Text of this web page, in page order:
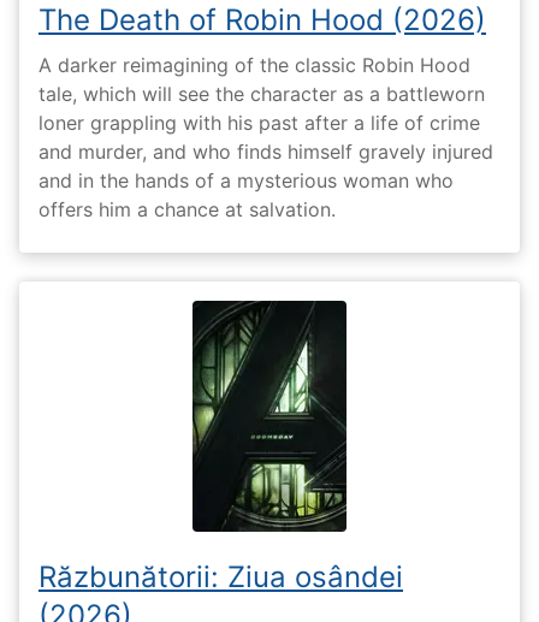
The Death of Robin Hood (2026)
A darker reimagining of the classic Robin Hood
tale, which will see the character as a battleworn
loner grappling with his past after a life of crime
and murder, and who finds himself gravely injured
and in the hands of a mysterious woman who
offers him a chance at salvation.
Răzbunătorii: Ziua osândei